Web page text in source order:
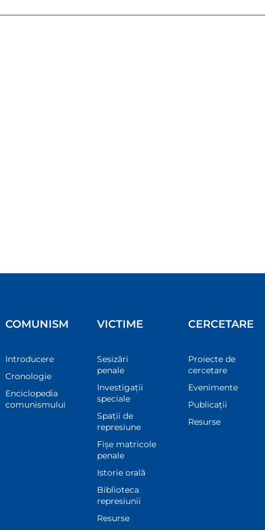
COMUNISM
Introducere
Cronologie
Enciclopedia
comunismului
VICTIME
Sesizări
penale
Investigații
speciale
Spații de
represiune
Fișe matricole
penale
Istorie orală
Biblioteca
represiunii
Resurse
CERCETARE
Proiecte de
cercetare
Evenimente
Publicații
Resurse